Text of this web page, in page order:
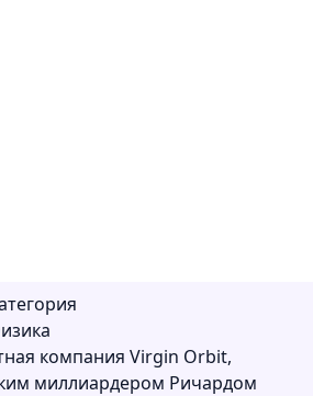
компания Virgin Orbit,
миллиардером Ричардом